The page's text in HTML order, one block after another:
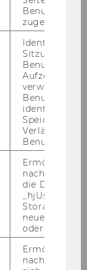
Benutzer-ID
zugeordnet
Identifiziert
Sitzung eines
Benutzers.
verwendet,
identifizieren.
Verlängert
Ermöglicht
die Daten in
Storage auf
neuesten
oder nicht.
Ermöglicht